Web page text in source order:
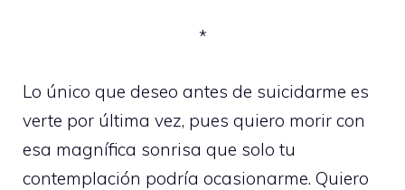
*
Lo único que deseo antes de suicidarme es
verte por última vez, pues quiero morir con
esa magnífica sonrisa que solo tu
contemplación podría ocasionarme. Quiero